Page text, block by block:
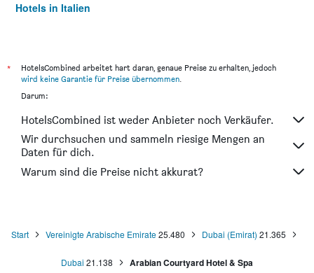
Hotels in Italien
*
HotelsCombined arbeitet hart daran, genaue Preise zu erhalten, jedoch
wird keine Garantie für Preise übernommen.
Darum:
HotelsCombined ist weder Anbieter noch Verkäufer.
Wir durchsuchen und sammeln riesige Mengen an
Daten für dich.
Warum sind die Preise nicht akkurat?
Start Vereinigte Arabische Emirate25.480 Dubai (Emirat) 21.365
Dubai 21.138 Arabian Courtyard Hotel & Spa